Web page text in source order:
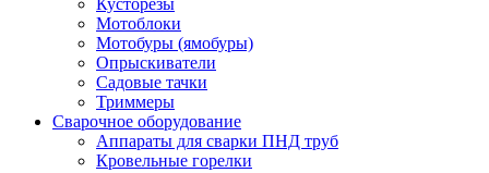
Мотоблоки
Мотобуры (ямобуры)
Опрыскиватели
Садовые тачки
Триммеры
Сварочное оборудование
Аппараты для сварки ПНД труб
Кровельные горелки